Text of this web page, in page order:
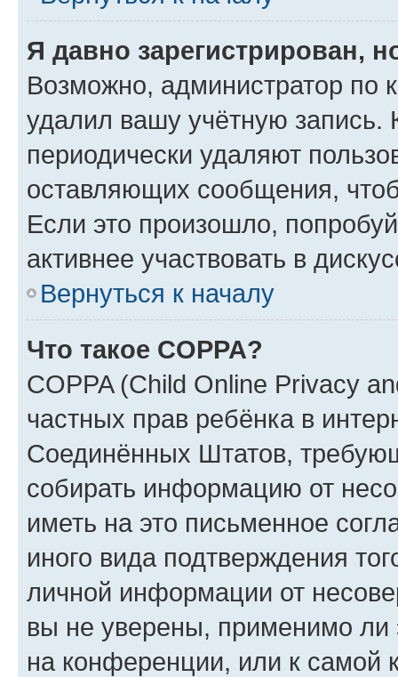
Я давно зарегистрирован,
Возможно, администратор по
удалил вашу учётную запись.
периодически удаляют
оставляющих сообщения,
Если это произошло,
активнее участвовать в
Вернуться к началу
Что такое COPPA?
COPPA (Child Online Privacy
частных прав ребёнка в
Соединённых Штатов,
собирать информацию от
иметь на это письменное
иного вида подтверждения
личной информации от
вы не уверены, применимо ли
на конференции, или к самой